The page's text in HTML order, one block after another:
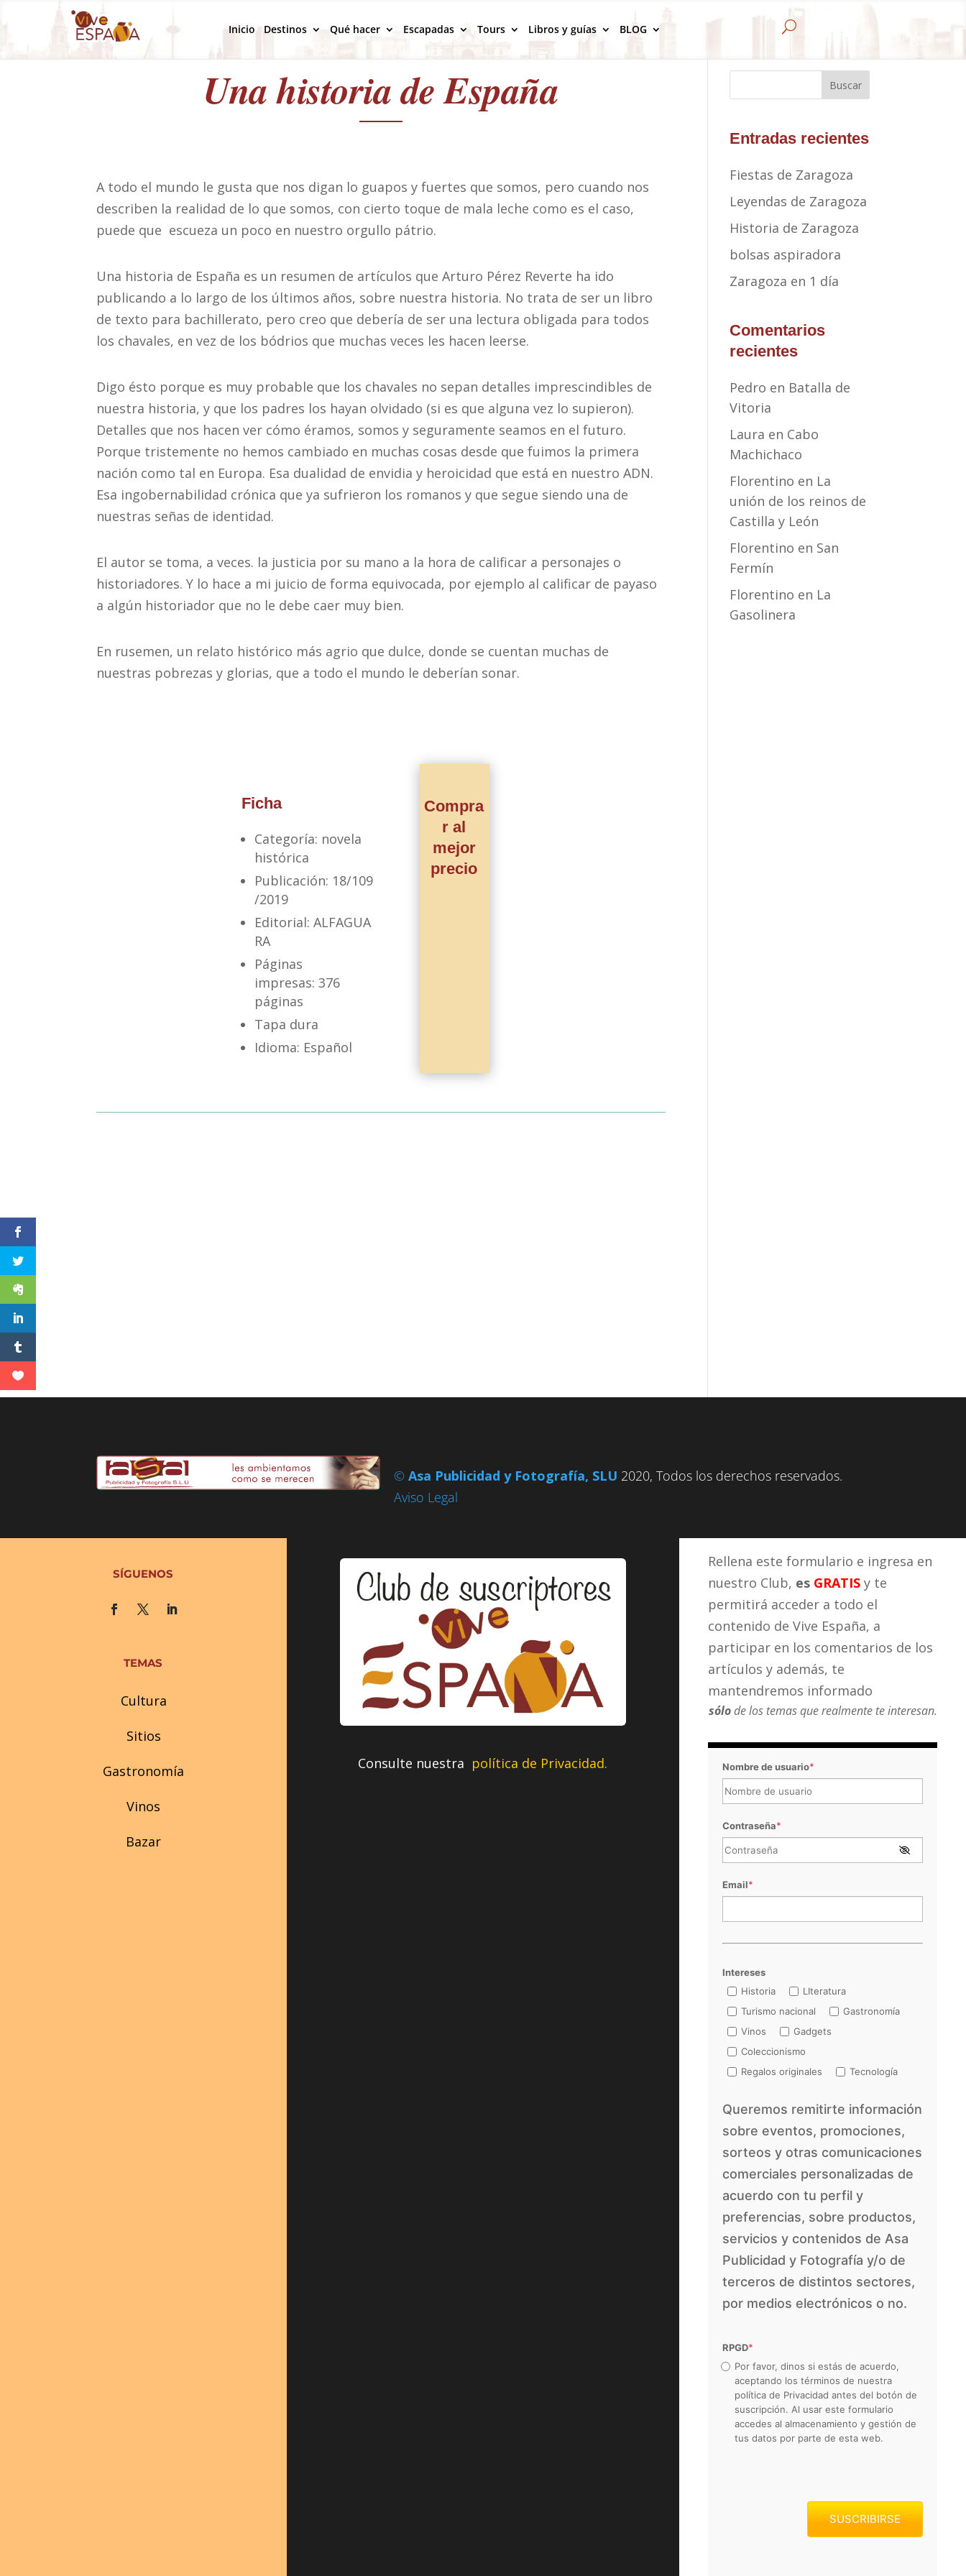
Inicio Destinos Qué hacer Escapadas Tours Libros y guías BLOG U
Una historia de España
A todo el mundo le gusta que nos digan lo guapos y fuertes que somos, pero cuando nos
describen la realidad de lo que somos, con cierto toque de mala leche como es el caso,
puede que escueza un poco en nuestro orgullo pátrio.
Una historia de España es un resumen de artículos que Arturo Pérez Reverte ha ido
publicando a lo largo de los últimos años, sobre nuestra historia. No trata de ser un libro
de texto para bachillerato, pero creo que debería de ser una lectura obligada para todos
los chavales, en vez de los bódrios que muchas veces les hacen leerse.
Digo ésto porque es muy probable que los chavales no sepan detalles imprescindibles de
nuestra historia, y que los padres los hayan olvidado (si es que alguna vez lo supieron).
Detalles que nos hacen ver cómo éramos, somos y seguramente seamos en el futuro.
Porque tristemente no hemos cambiado en muchas cosas desde que fuimos la primera
nación como tal en Europa. Esa dualidad de envidia y heroicidad que está en nuestro ADN.
Esa ingobernabilidad crónica que ya sufrieron los romanos y que segue siendo una de
nuestras señas de identidad.
El autor se toma, a veces. la justicia por su mano a la hora de calificar a personajes o
historiadores. Y lo hace a mi juicio de forma equivocada, por ejemplo al calificar de payaso
a algún historiador que no le debe caer muy bien.
En rusemen, un relato histórico más agrio que dulce, donde se cuentan muchas de
nuestras pobrezas y glorias, que a todo el mundo le deberían sonar.
Ficha
Categoría: novela
histórica
Publicación: 18/109
/2019
Editorial: ALFAGUA
RA
Páginas
impresas: 376
páginas
Tapa dura
Idioma: Español
Compra
r al
mejor
precio
Buscar
Entradas recientes
Fiestas de Zaragoza
Leyendas de Zaragoza
Historia de Zaragoza
bolsas aspiradora
Zaragoza en 1 día
Comentarios
recientes
Pedro en Batalla de
Vitoria
Laura en Cabo
Machichaco
Florentino en La
unión de los reinos de
Castilla y León
Florentino en San
Fermín
Florentino en La
Gasolinera
©Asa Publicidad y Fotografía, SLU 2020, Todos los derechos reservados.
Aviso Legal
SÍGUENOS
TEMAS
Cultura
Sitios
Gastronomía
Vinos
Bazar
Consulte nuestra política de Privacidad.
Rellena este formulario e ingresa en
nuestro Club, es GRATIS y te
permitirá acceder a todo el
contenido de Vive España, a
participar en los comentarios de los
artículos y además, te
mantendremos informado
sólode los temas que realmente te interesan.
Nombre de usuario*
Contraseña*
Email*
Intereses
Historia
LIteratura
Turismo nacional
Gastronomía
Vinos
Gadgets
Coleccionismo
Regalos originales
Tecnología
Queremos remitirte información
sobre eventos, promociones,
sorteos y otras comunicaciones
comerciales personalizadas de
acuerdo con tu perfil y
preferencias, sobre productos,
servicios y contenidos de Asa
Publicidad y Fotografía y/o de
terceros de distintos sectores,
por medios electrónicos o no.
RPGD*
Por favor, dinos si estás de acuerdo,
aceptando los términos de nuestra
política de Privacidad antes del botón de
suscripción. Al usar este formulario
accedes al almacenamiento y gestión de
tus datos por parte de esta web.